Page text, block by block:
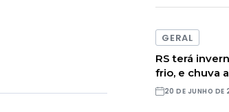
GERAL
RS terá
frio, e chuva
20 DE JUNHO